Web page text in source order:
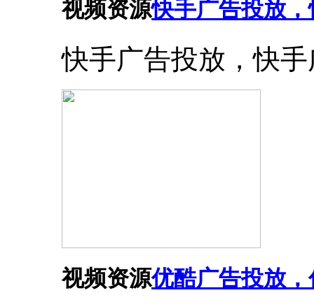
视频资源快手广告投放
快手广告投放，快
视频资源优酷广告投放